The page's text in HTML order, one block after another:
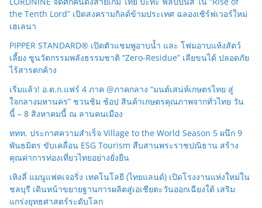
the Tenth Lord” เปิดสงครามกิลด์ข้ามประเทศ ฉลองเซิร์ฟเวอร์ใหม่
เฮเลนา
PIPPER STANDARD® เปิดตัวแชมพูอาบน้ำ และ โฟมอาบแห้งสัตว์
เลี้ยง ชูนวัตกรรมพลังธรรมชาติ “Zero-Residue” เลียขนได้ ปลอดภัย
ไร้สารตกค้าง
เริ่มแล้ว! อ.ต.ก.แฟร์ 4 ภาค @ภาคกลาง “มนต์เสน่ห์เกษตรไทย สู่
ใจกลางมหานคร” ชวนชิม ช้อป สินค้าเกษตรคุณภาพจากทั่วไทย วัน
นี้ – 8 สิงหาคมนี้ ณ ลานคนเมือง
ททท. ประกาศความสำเร็จ Village to the World Season 5 ผนึก 9
พันธมิตร ขับเคลื่อน ESG Tourism สืบสานพระราชปณิธาน สร้าง
คุณค่าการท่องเที่ยวไทยอย่างยั่งยืน
เหิงลี่ แมนูแฟคเจอริ่ง เทคโนโลยี (ไทยแลนด์) เปิดโรงงานแห่งใหม่ใน
ชลบุรี เดินหน้าขยายฐานการผลิตสู่เอเชียตะวันออกเฉียงใต้ เสริม
แกร่งยุทธศาสตร์ระดับโลก